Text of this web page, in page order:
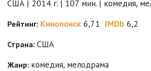
США | 2014 г. | 107 мин. | комедия,
Рейтинг: Кинопоиск 6,71 IMDb 6,2
Страна: США
Жанр: комедия, мелодрама